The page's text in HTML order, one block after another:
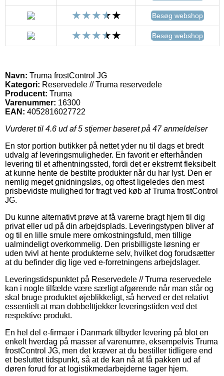
Besøg webshop
Besøg webshop
Navn: Truma frostControl JG
Kategori: Reservedele // Truma reservedele
Producent: Truma
Varenummer: 16300
EAN: 4052816027722
Vurderet til 4.6 ud af 5 stjerner baseret på 47anmeldelser
En stor portion butikker på nettet yder nu til dags et bredt
udvalg af leveringsmuligheder. En favorit er efterhånden
levering til et afhentningssted, fordi det er ekstremt fleksibelt
at kunne hente de bestilte produkter når du har lyst. Den er
nemlig meget gnidningsløs, og oftest ligeledes den mest
prisbevidste mulighed for fragt ved køb af Truma frostControl
JG.
Du kunne alternativt prøve at få varerne bragt hjem til dig
privat eller ud på din arbejdsplads. Leveringstypen bliver af
og til en lille smule mere omkostningsfuld, men tillige
ualmindeligt overkommelig. Den prisbilligste løsning er
uden tvivl at hente produkterne selv, hvilket dog forudsætter
at du befinder dig lige ved e-forretningens arbejdslager.
Leveringstidspunktet på Reservedele // Truma reservedele
kan i nogle tilfælde være særligt afgørende når man står og
skal bruge produktet øjeblikkeligt, så herved er det relativt
essentielt at man dobbelttjekker leveringstiden ved det
respektive produkt.
En hel del e-firmaer i Danmark tilbyder levering på blot en
enkelt hverdag på masser af varenumre, eksempelvis Truma
frostControl JG, men det kræver at du bestiller tidligere end
et besluttet tidspunkt, så at de kan nå at få pakken ud af
døren forud for at logistikmedarbejderne tager hjem.